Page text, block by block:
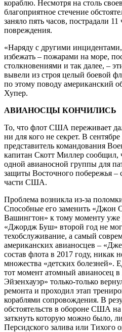
кораблю. Несмотря на столь
благоприятное стечение
заняло пять часов, пострадали
повреждения.
«Наряду с другими
избежать – пожарами на море,
столкновениями и так далее, –
вывели из строя целый боевой
по этому поводу американский
Хупер.
АВИАНОСЦЫ КОНЧИЛИСЬ
То, что флот США переживает
ни для кого не секрет. В
представитель командования
капитан Скотт Миллер сообщил,
одной авианосной группы для
защиты Восточного побережья –
части США.
Проблема возникла из-за
Способные его заменить «Джон
Вашингтон» к тому моменту
«Джордж Буш» второй год не мог
техобслуживание, а самый
американских авианосцев –
состав флота в 2017 году, никак
множества «детских болезней».
тот момент атомный авианосец
Эйзенхауэр» только-только
ремонта и проходил этап
кораблями сопровождения. В
обстоятельств в обороне США
заткнуть которую можно было,
Персидского залива или Тихого